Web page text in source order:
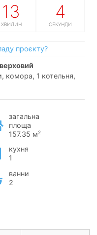
13
ХВИЛИН
4
СЕКУНДИ
проєкту?
комора, 1 котельня,
загальна
площа
157.35 м2
кухня
1
ванни
2